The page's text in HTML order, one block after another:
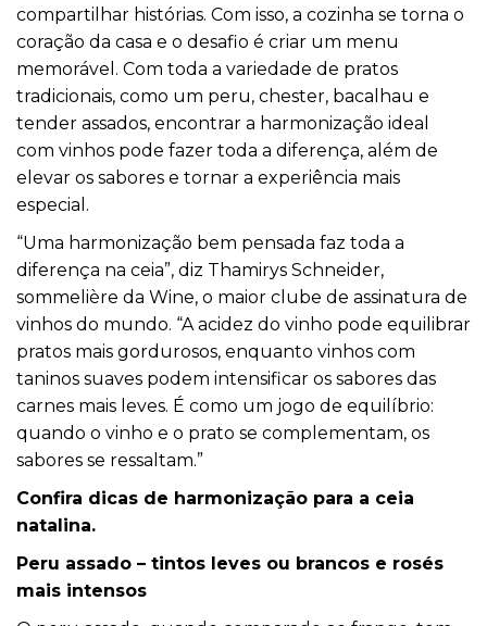
compartilhar histórias. Com isso, a cozinha se torna o
coração da casa e o desafio é criar um menu
memorável. Com toda a variedade de pratos
tradicionais, como um peru, chester, bacalhau e
tender assados, encontrar a harmonização ideal
com vinhos pode fazer toda a diferença, além de
elevar os sabores e tornar a experiência mais
especial.
“Uma harmonização bem pensada faz toda a
diferença na ceia”, diz Thamirys Schneider,
sommelière da Wine, o maior clube de assinatura de
vinhos do mundo. “A acidez do vinho pode equilibrar
pratos mais gordurosos, enquanto vinhos com
taninos suaves podem intensificar os sabores das
carnes mais leves. É como um jogo de equilíbrio:
quando o vinho e o prato se complementam, os
sabores se ressaltam.”
Confira dicas de harmonização para a ceia
natalina.
Peru assado – tintos leves ou brancos e rosés
mais intensos